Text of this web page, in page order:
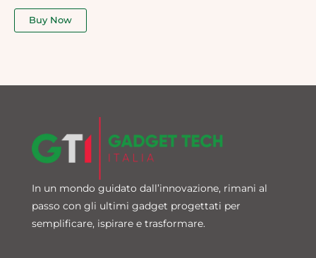
out
Buy Now
In un mondo guidato dall’innovazione, rimani al
passo con gli ultimi gadget progettati per
semplificare, ispirare e trasformare.